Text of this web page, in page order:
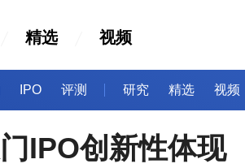
精选 视频
IPO 评测 研究 精选 视频
IPO创新性体现